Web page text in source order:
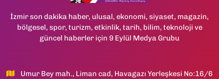
İzmir son dakika haber, ulusal, ekonomi, siyaset, magazin,
bölgesel, spor, turizm, etkinlik, tarih, bilim, teknoloji ve
güncel haberler için 9 Eylül Medya Grubu
Umur Bey mah., Liman cad, Havagazı Yerleşkesi No:16/6